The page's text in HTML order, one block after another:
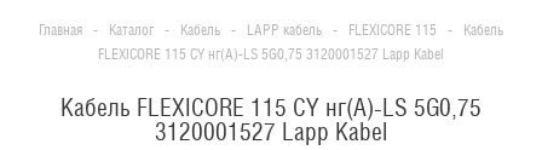
Главная - Каталог - Кабель - LAPP кабель - FLEXICORE 115 -
Кабель
FLEXICORE 115 CY нг(А)-LS 5G0,75 3120001527 Lapp Kabel
Кабель FLEXICORE 115 CY нг(А)-LS 5G0,75
3120001527 Lapp Kabel